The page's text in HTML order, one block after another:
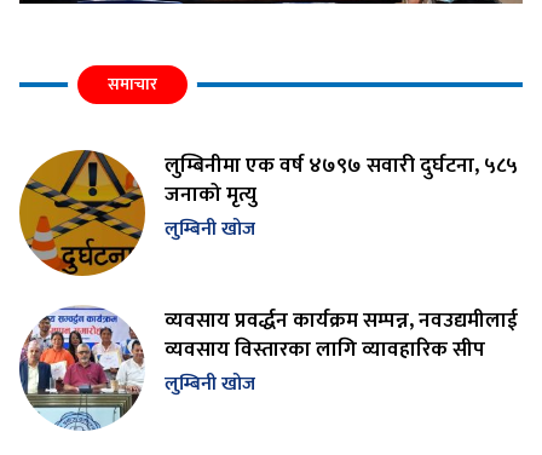
समाचार
लुम्बिनीमा एक वर्ष ४७९७ सवारी दुर्घटना, ५८५
जनाको मृत्यु
लुम्बिनी खोज
व्यवसाय प्रवर्द्धन कार्यक्रम सम्पन्न, नवउद्यमीलाई
व्यवसाय विस्तारका लागि व्यावहारिक सीप
लुम्बिनी खोज